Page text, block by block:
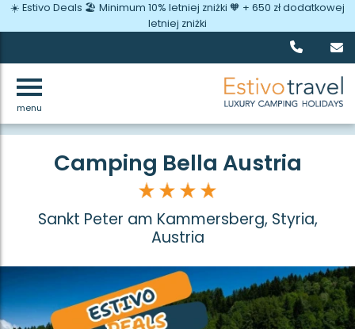
menu
☀️ Estivo Deals 🏖️ Minimum 10% letniej zniżki 🧡 + 650 zł dodatkowej
letniej zniżki
Wróć
Camping Bella Austria
Sankt Peter am Kammersberg, Styria,
Austria